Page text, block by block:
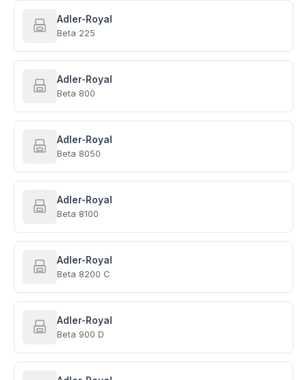
Adler-Royal
Beta 225
Adler-Royal
Beta 800
Adler-Royal
Beta 8050
Adler-Royal
Beta 8100
Adler-Royal
Beta 8200 C
Adler-Royal
Beta 900 D